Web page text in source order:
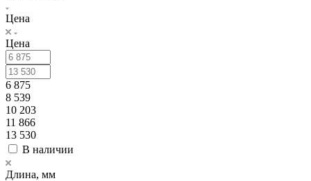
Цена
Цена
6 875
8 539
10 203
11 866
13 530
В наличии
Длина, мм